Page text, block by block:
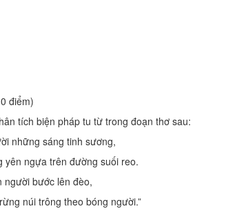
điểm)
tích biện pháp tu từ trong đoạn thơ sau:
những sáng tinh sương,
yên ngựa trên đường suối reo.
người bước lên đèo,
núi trông theo bóng người.”